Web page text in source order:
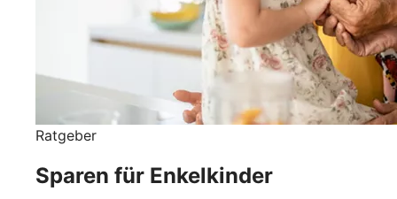
Ratgeber
Sparen für Enkelkinder